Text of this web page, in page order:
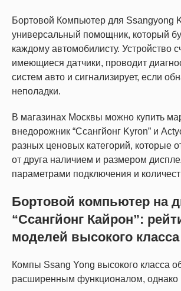
Бортовой Компьютер для Ssangyong
универсальный помощник, который
каждому автомобилисту. Устройство
имеющиеся датчики, проводит
систем авто и сигнализирует, если
неполадки.
В магазинах Москвы можно купить
внедорожник “Ссангйонг Kyron” и
разных ценовых категорий, которые
от друга наличием и размером
параметрами подключения и
Бортовой компьютер на
“Ссангйонг Кайрон”:
моделей высокого класса
Компы Ssang Yong высокого класса
расширенным функционалом, однако